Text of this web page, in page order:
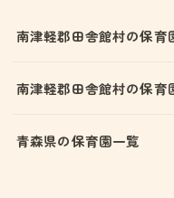
南津軽郡田舎館村の保育
南津軽郡田舎館村の保育
青森県の保育園一覧